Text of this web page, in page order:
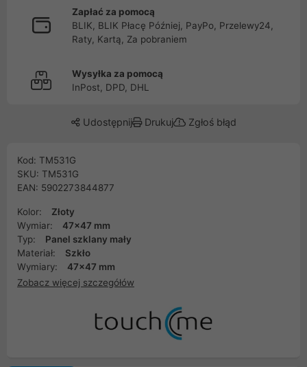
Zapłać za pomocą
BLIK, BLIK Płacę Później, PayPo, Przelewy24,
Raty, Kartą, Za pobraniem
Wysyłka za pomocą
InPost, DPD, DHL
Udostępnij Drukuj Zgłoś błąd
Kod: TM531G
SKU: TM531G
EAN: 5902273844877
Kolor:
Złoty
Wymiar:
47x47 mm
Typ:
Panel szklany mały
Materiał:
Szkło
Wymiary:
47x47 mm
Zobacz więcej szczegółów